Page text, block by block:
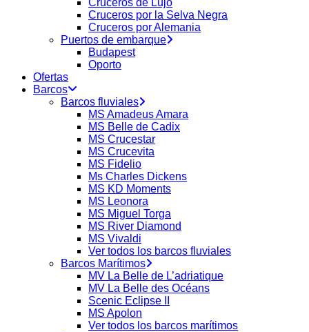
Cruceros de Lujo
Cruceros por la Selva Negra
Cruceros por Alemania
Puertos de embarque
Budapest
Oporto
Ofertas
Barcos
Barcos fluviales
MS Amadeus Amara
MS Belle de Cadix
MS Crucestar
MS Crucevita
MS Fidelio
Ms Charles Dickens
MS KD Moments
MS Leonora
MS Miguel Torga
MS River Diamond
MS Vivaldi
Ver todos los barcos fluviales
Barcos Marítimos
MV La Belle de L’adriatique
MV La Belle des Océans
Scenic Eclipse II
MS Apolon
Ver todos los barcos marítimos